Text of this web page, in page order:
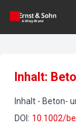
Inhalt:
Inhalt - Beton-
DOI : 10.1002/